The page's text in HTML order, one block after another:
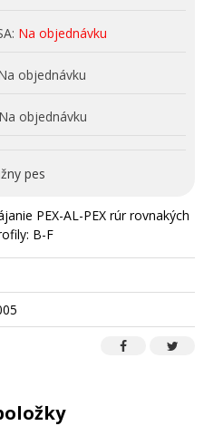
Na objednávku
objednávku
Na objednávku
pes
PEX-AL-PEX rúr rovnakých
B-F